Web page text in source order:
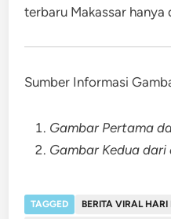
terbaru Makassar hanya
Sumber Informasi
Gambar Pertama
Gambar Kedua
TAGGED
BERITA VIRAL HARI